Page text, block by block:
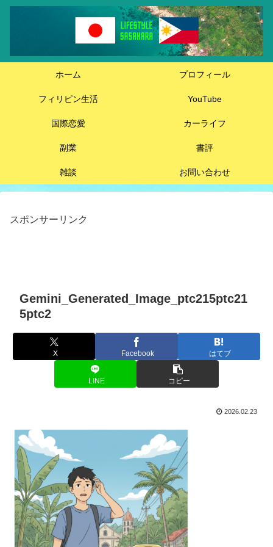
ホーム プロフィール
フィリピン生活 YouTube
国際恋愛 カーライフ
副業 書評
雑談 お問い合わせ
スポンサーリンク
Gemini_Generated_Image_ptc215ptc21
5ptc2
X Facebook はてブ
LINE コピー
2026.02.23